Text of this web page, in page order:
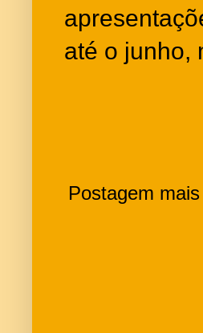
até o junho,
Postagem